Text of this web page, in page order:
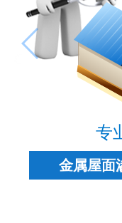
专
金属屋面